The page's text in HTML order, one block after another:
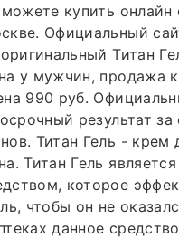
купить онлайн
Официальный
Титан
у мужчин, продажа
990 руб.
результат за
Титан Гель - крем
Титан Гель является
которое
чтобы он не
данное